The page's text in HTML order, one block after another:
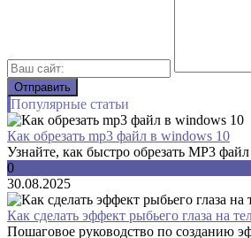
Популярные статьи
Как обрезать mp3 файл в windows 10
Узнайте, как быстро обрезать MP3
0
30.08.2025
Как сделать эффект рыбьего глаза на
Пошаговое руководство по созданию